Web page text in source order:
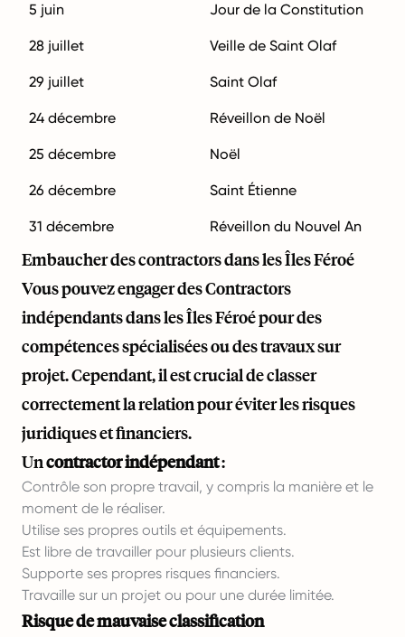
5 juin Jour de la Constitution
28 juillet Veille de Saint Olaf
29 juillet Saint Olaf
24 décembre Réveillon de Noël
25 décembre Noël
26 décembre Saint Étienne
31 décembre Réveillon du Nouvel An
Embaucher des contractors dans les Îles Féroé
Vous pouvez engager des Contractors
indépendants dans les Îles Féroé pour des
compétences spécialisées ou des travaux sur
projet. Cependant, il est crucial de classer
correctement la relation pour éviter les risques
juridiques et financiers.
Uncontractor indépendant:
Contrôle son propre travail, y compris la manière et le
moment de le réaliser.
Utilise ses propres outils et équipements.
Est libre de travailler pour plusieurs clients.
Supporte ses propres risques financiers.
Travaille sur un projet ou pour une durée limitée.
Risque de mauvaise classification